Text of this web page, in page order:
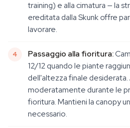
training) e alla cimatura — la
ereditata dalla Skunk offre
lavorare.
Passaggio alla fioritura:
12/12 quando le piante
dell'altezza finale desiderata.
moderatamente durante le
fioritura. Mantieni la canopy
necessario.